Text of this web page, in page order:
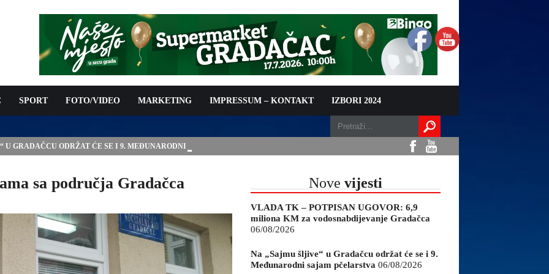
SPORT FOTO/VIDEO MARKETING IMPRESSUM – KONTAKT IZBORI 2024
U GRADAČCU ODRŽAT ĆE SE I 9. MEĐUNARODNI SAJAM
sa područja Gradačca Nove vijesti
VLADA TK – POTPISAN UGOVOR: 6,9
miliona KM za vodosnabdijevanje Gradačca
06/08/2026
Na „Sajmu šljive“ u Gradačcu održat će se i 9.
Međunarodni sajam pčelarstva 06/08/2026